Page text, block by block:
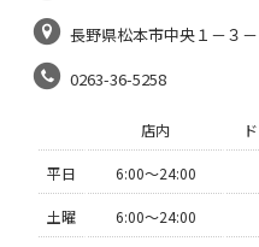
長野県松本市中央１－３－
0263-36-5258
店内
平日 6:00〜24:00
土曜 6:00〜24:00